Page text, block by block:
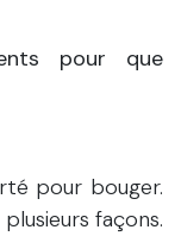
pour que
pour bouger.
façons.